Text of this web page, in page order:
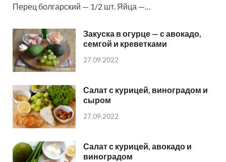
Перец болгарский — 1/2 шт. Яйца —…
Закуска в огурце — с авокадо,
семгой и креветками
27.09.2022
Салат с курицей, виноградом и
сыром
27.09.2022
Салат с курицей, авокадо и
виноградом